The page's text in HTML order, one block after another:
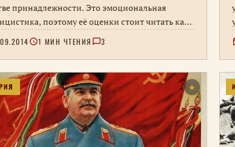
принадлежности. Это эмоциональная
поэтому её оценки стоит читать как
автора, а не как нейтральную справку.
1 МИН ЧТЕНИЯ 3
★